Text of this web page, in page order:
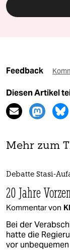
Feedback
Diesen Artikel
Mehr zum
Debatte Stasi-
20 Jahre
Kommentar von
Bei der
hatte die
vor